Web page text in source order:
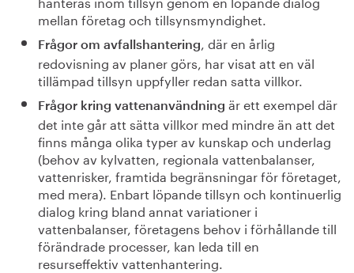
mellan företag och tillsynsmyndighet.
Frågor om avfallshantering, där en årlig
redovisning av planer görs, har visat att en väl
tillämpad tillsyn uppfyller redan satta villkor.
Frågor kring vattenanvändning är ett exempel där
det inte går att sätta villkor med mindre än att det
finns många olika typer av kunskap och underlag
(behov av kylvatten, regionala vattenbalanser,
vattenrisker, framtida begränsningar för företaget,
med mera). Enbart löpande tillsyn och kontinuerlig
dialog kring bland annat variationer i
vattenbalanser, företagens behov i förhållande till
förändrade processer, kan leda till en
resurseffektiv vattenhantering.